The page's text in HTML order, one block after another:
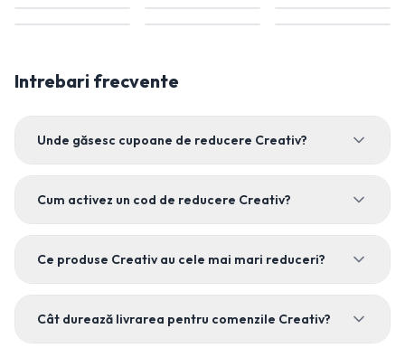
Intrebari frecvente
Unde găsesc cupoane de reducere Creativ?
Cum activez un cod de reducere Creativ?
Ce produse Creativ au cele mai mari reduceri?
Cât durează livrarea pentru comenzile Creativ?